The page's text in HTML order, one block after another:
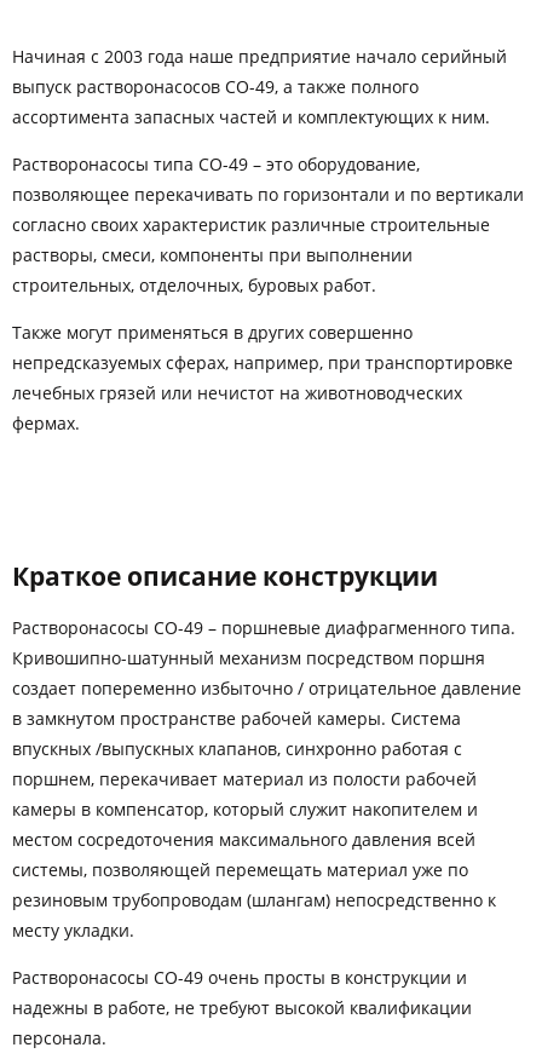
Начиная с 2003 года наше предприятие начало серийный
выпуск растворонасосов СО-49, а также полного
ассортимента запасных частей и комплектующих к ним.
Растворонасосы типа СО-49 – это оборудование,
позволяющее перекачивать по горизонтали и по вертикали
согласно своих характеристик различные строительные
растворы, смеси, компоненты при выполнении
строительных, отделочных, буровых работ.
Также могут применяться в других совершенно
непредсказуемых сферах, например, при транспортировке
лечебных грязей или нечистот на животноводческих
фермах.
Краткое описание конструкции
Растворонасосы СО-49 – поршневые диафрагменного типа.
Кривошипно-шатунный механизм посредством поршня
создает попеременно избыточно / отрицательное давление
в замкнутом пространстве рабочей камеры. Система
впускных /выпускных клапанов, синхронно работая с
поршнем, перекачивает материал из полости рабочей
камеры в компенсатор, который служит накопителем и
местом сосредоточения максимального давления всей
системы, позволяющей перемещать материал уже по
резиновым трубопроводам (шлангам) непосредственно к
месту укладки.
Растворонасосы СО-49 очень просты в конструкции и
надежны в работе, не требуют высокой квалификации
персонала.